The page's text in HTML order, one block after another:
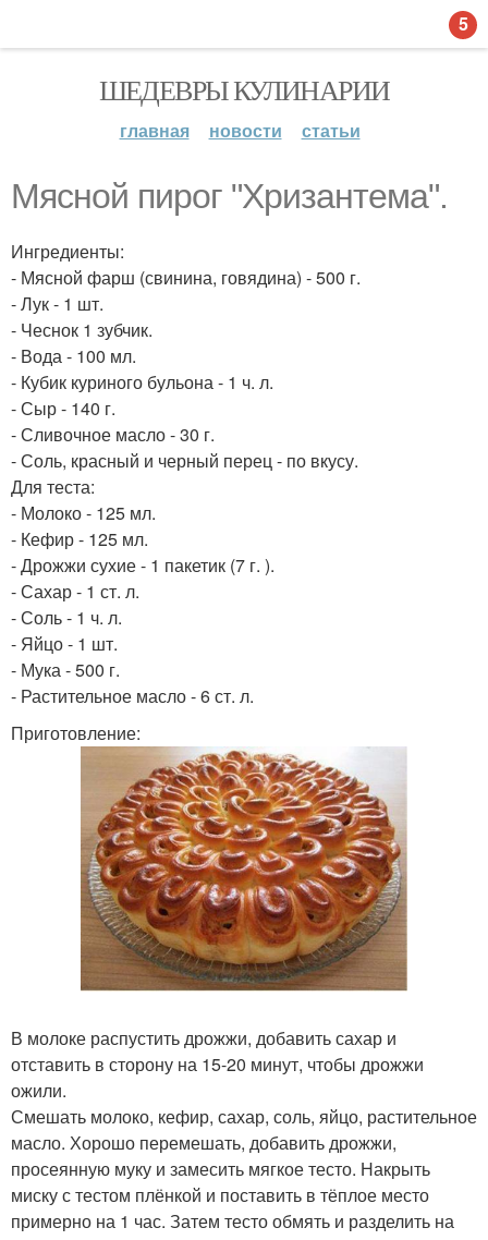
ШЕДЕВРЫ КУЛИНАРИИ
главная новости статьи
Мясной пирог "Хризантема".
Ингредиенты:
- Мясной фарш (свинина, говядина) - 500 г.
- Лук - 1 шт.
- Чеснок 1 зубчик.
- Вода - 100 мл.
- Кубик куриного бульона - 1 ч. л.
- Сыр - 140 г.
- Сливочное масло - 30 г.
- Соль, красный и черный перец - по вкусу.
Для теста:
- Молоко - 125 мл.
- Кефир - 125 мл.
- Дрожжи сухие - 1 пакетик (7 г. ).
- Сахар - 1 ст. л.
- Соль - 1 ч. л.
- Яйцо - 1 шт.
- Мука - 500 г.
- Растительное масло - 6 ст. л.
Приготовление:
В молоке распустить дрожжи, добавить сахар и
отставить в сторону на 15-20 минут, чтобы дрожжи
ожили.
Смешать молоко, кефир, сахар, соль, яйцо, растительное
масло. Хорошо перемешать, добавить дрожжи,
просеянную муку и замесить мягкое тесто. Накрыть
миску с тестом плёнкой и поставить в тёплое место
примерно на 1 час. Затем тесто обмять и разделить на
5